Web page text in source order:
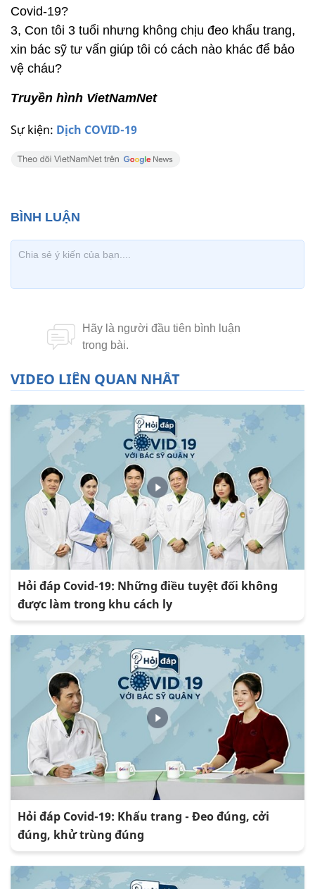
Sự kiện: Dịch COVID-19
Covid-19?
3, Con tôi 3 tuổi nhưng không chịu đeo khẩu trang,
xin bác sỹ tư vấn giúp tôi có cách nào khác để bảo
vệ cháu?
Truyền hình VietNamNet
VIDEO LIÊN QUAN NHẤT
Hỏi đáp Covid-19: Những điều tuyệt đối không
được làm trong khu cách ly
Hỏi đáp Covid-19: Khẩu trang - Đeo đúng, cởi
đúng, khử trùng đúng